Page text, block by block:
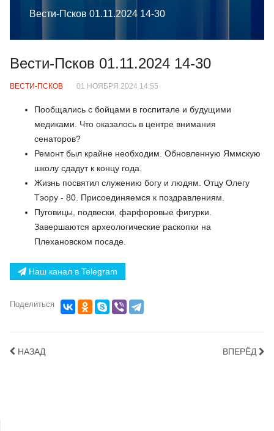
Вести-Псков 01.11.2024 14-30
Вести-Псков 01.11.2024 14-30
ВЕСТИ-ПСКОВ 01 НОЯБРЯ 2024 14:55
Пообщались с бойцами в госпитале и будущими
медиками. Что оказалось в центре внимания
сенаторов?
Ремонт был крайне необходим. Обновленную Яммскую
школу сдадут к концу года.
Жизнь посвятил служению богу и людям. Отцу Олегу
Тэору - 80. Присоединяемся к поздравлениям.
Пуговицы, подвески, фарфоровые фигурки.
Завершаются археологические раскопки на
Плехановском посаде.
Наш канал в Telegram
Поделиться
НАЗАД ВПЕРЁД